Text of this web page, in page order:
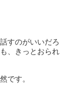
すのがいいだろ
、きっとおられ
です。